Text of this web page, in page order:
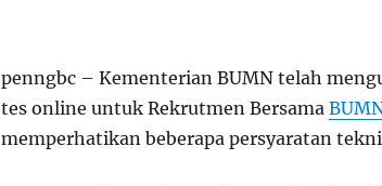
penngbc – Kementerian BUMN telah
tes online untuk Rekrutmen Bersama
memperhatikan beberapa persyaratan